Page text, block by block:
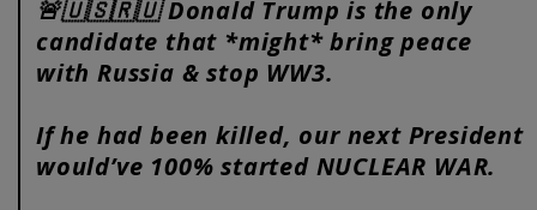
🚨🇺🇸🇷🇺 Donald Trump is the only
candidate that *might* bring peace
with Russia & stop WW3.
If he had been killed, our next President
would’ve 100% started NUCLEAR WAR.